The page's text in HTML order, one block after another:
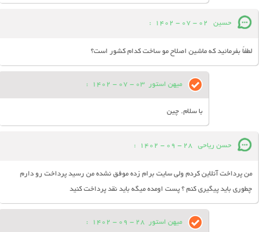
حسین 02 - 07 - 1402
:
لطفاً بفرمائید که ماشین اصلاح مو ساخت کدام کشور است؟
میهن استور 03 - 07 - 1402
:
با سلام. چین
حسن ریاحی 28 - 09 - 1402
:
من پرداخت آنلاین کردم ولی سایت برام زده موفق نشده من رسید پرداخت رو دارم
چطوری باید پیگیری کنم ؟ پست اومده میگه باید نقد پرداخت کنید
میهن استور 28 - 09 - 1402
: